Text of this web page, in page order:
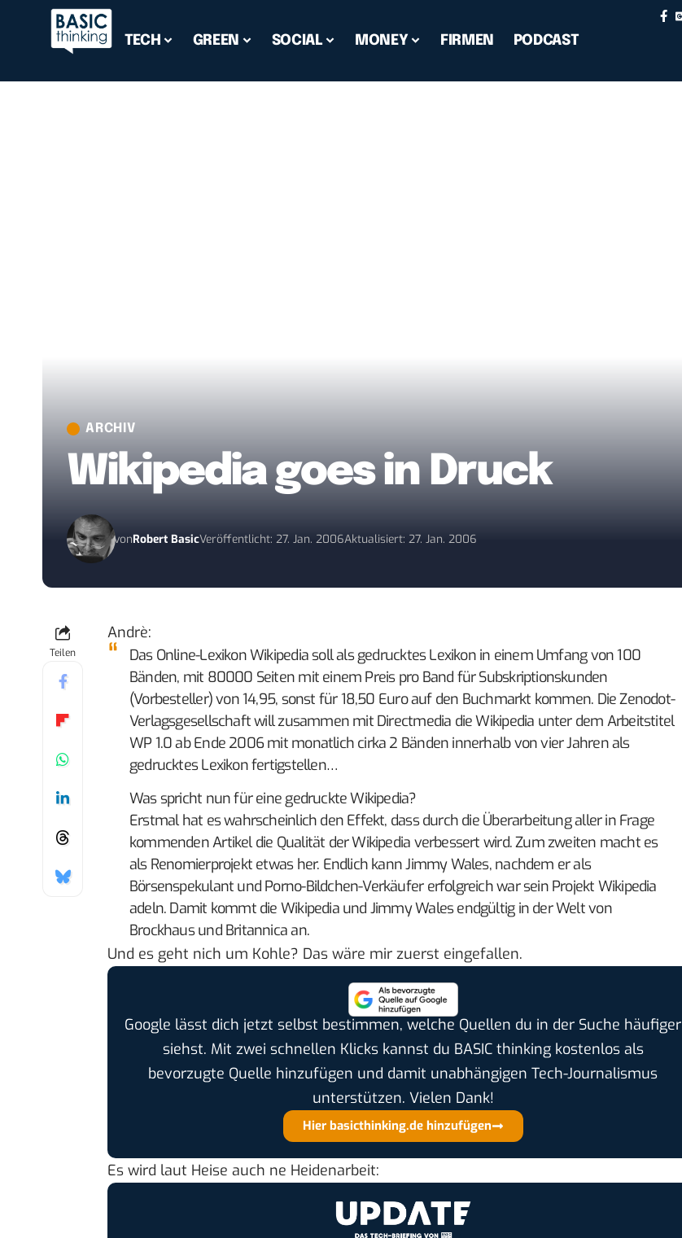
TECH GREEN SOCIAL MONEY FIRMEN PODCAST
ARCHIV
Wikipedia goes in Druck
vonRobert BasicVeröffentlicht: 27. Jan. 2006Aktualisiert: 27. Jan. 2006
Teilen
Andrè:
Das Online-Lexikon Wikipedia soll als gedrucktes Lexikon in einem Umfang von 100
Bänden, mit 80000 Seiten mit einem Preis pro Band für Subskriptionskunden
(Vorbesteller) von 14,95, sonst für 18,50 Euro auf den Buchmarkt kommen. Die Zenodot-
Verlagsgesellschaft will zusammen mit Directmedia die Wikipedia unter dem Arbeitstitel
WP 1.0 ab Ende 2006 mit monatlich cirka 2 Bänden innerhalb von vier Jahren als
gedrucktes Lexikon fertigstellen…
Was spricht nun für eine gedruckte Wikipedia?
Erstmal hat es wahrscheinlich den Effekt, dass durch die Überarbeitung aller in Frage
kommenden Artikel die Qualität der Wikipedia verbessert wird. Zum zweiten macht es
als Renomierprojekt etwas her. Endlich kann Jimmy Wales, nachdem er als
Börsenspekulant und Porno-Bildchen-Verkäufer erfolgreich warsein Projekt Wikipedia
adeln. Damit kommt die Wikipedia und Jimmy Wales endgültig in der Welt von
Brockhaus und Britannica an.
Und es geht nich um Kohle? Das wäre mir zuerst eingefallen.
Google lässt dich jetzt selbst bestimmen, welche Quellen du in der Suche häufiger
siehst. Mit zwei schnellen Klicks kannst du BASIC thinking kostenlos als
bevorzugte Quelle hinzufügen und damit unabhängigen Tech-Journalismus
unterstützen. Vielen Dank!
Hier basicthinking.de hinzufügen
Es wird laut Heise auch ne Heidenarbeit: